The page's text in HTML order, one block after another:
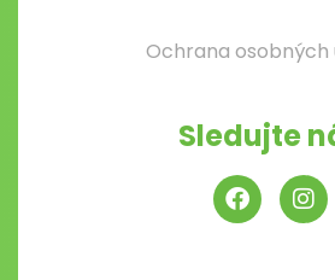
Ochrana osobných
Sledujte